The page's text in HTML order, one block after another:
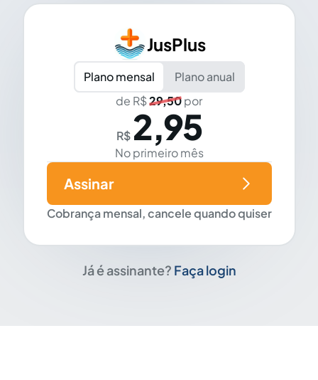
JusPlus
Plano mensal
Plano anual
de R$29,50por
R$ 2,95
No primeiro mês
Cobrança mensal, cancele quando quiser
Assinar
Já é assinante? Faça login